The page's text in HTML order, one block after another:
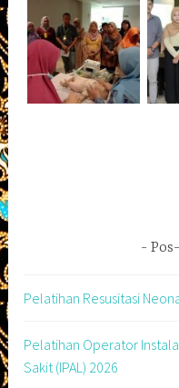
Pelatihan Resusitasi
Pelatihan Operator
Sakit (IPAL) 2026